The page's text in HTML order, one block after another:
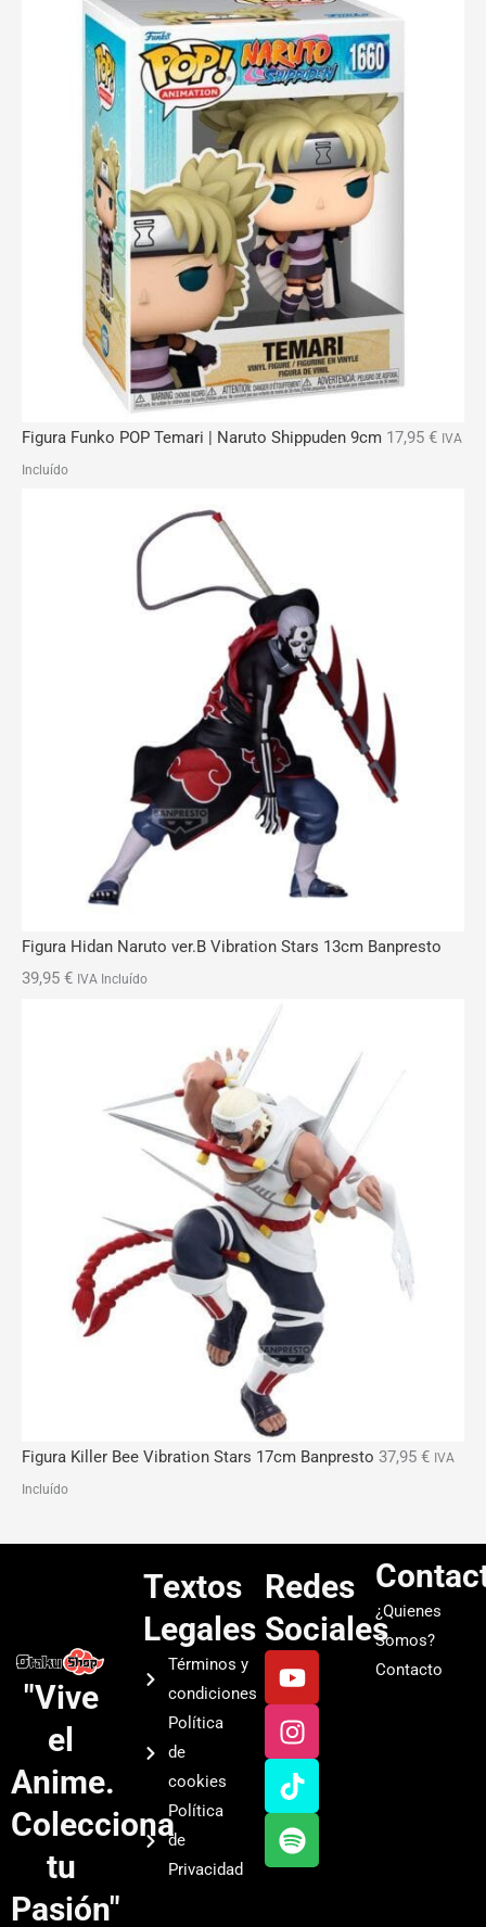
Figura Funko POP Temari | Naruto Shippuden 9cm 17,95 € IVA
Incluído
Figura Hidan Naruto ver.B Vibration Stars 13cm Banpresto
39,95 € IVA Incluído
Figura Killer Bee Vibration Stars 17cm Banpresto 37,95 € IVA
Incluído
"Vive
el
Anime.
Colecciona
tu
Pasión"
Textos
Legales
Términos y
condiciones
Política
de
cookies
Política
de
Privacidad
Redes
Sociales
Y
o
u
t
u
b
e
I
n
s
t
a
g
r
a
T
i
k
t
o
k
S
p
o
t
i
f
y
¿Quienes
Somos?
Contacto